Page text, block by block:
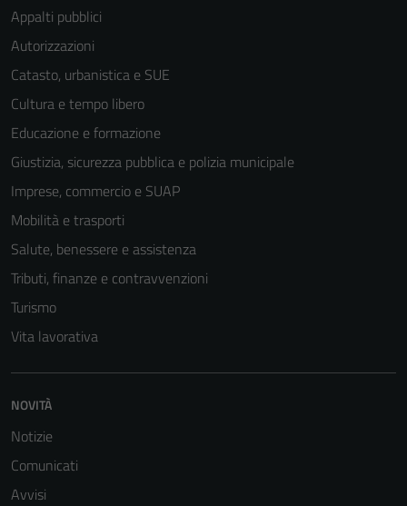
Appalti pubblici
Autorizzazioni
Catasto, urbanistica e SUE
Cultura e tempo libero
Educazione e formazione
Giustizia, sicurezza pubblica e polizia municipale
Imprese, commercio e SUAP
Mobilità e trasporti
Salute, benessere e assistenza
Tributi, finanze e contravvenzioni
Turismo
Vita lavorativa
NOVITÀ
Notizie
Comunicati
Avvisi